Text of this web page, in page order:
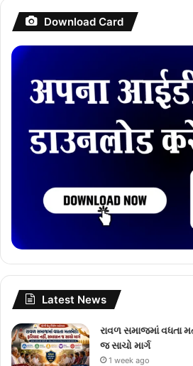
Download Card
Latest News
રાવળ સમાજમાં વધતા
જ સાચો માર્ગ
1 week ago